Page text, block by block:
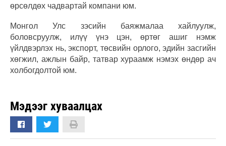
өрсөлдөх чадвартай компани юм.
Монгол Улс зэсийн баяжмалаа хайлуулж,
боловсруулж, илүү үнэ цэн, өртөг ашиг нэмж
үйлдвэрлэх нь, экспорт, төсвийн орлого, эдийн засгийн
хөгжил, ажлын байр, татвар хураамж нэмэх өндөр ач
холбогдолтой юм.
Мэдээг хуваалцах